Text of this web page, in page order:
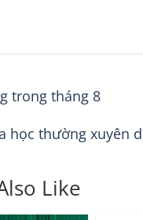
trong tháng 8
học thường xuyên
Like